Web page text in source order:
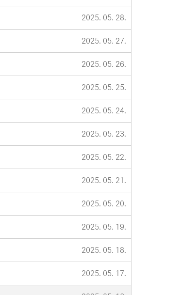
2025. 05. 28.
2025. 05. 27.
2025. 05. 26.
2025. 05. 25.
2025. 05. 24.
2025. 05. 23.
2025. 05. 22.
2025. 05. 21.
2025. 05. 20.
2025. 05. 19.
2025. 05. 18.
2025. 05. 17.